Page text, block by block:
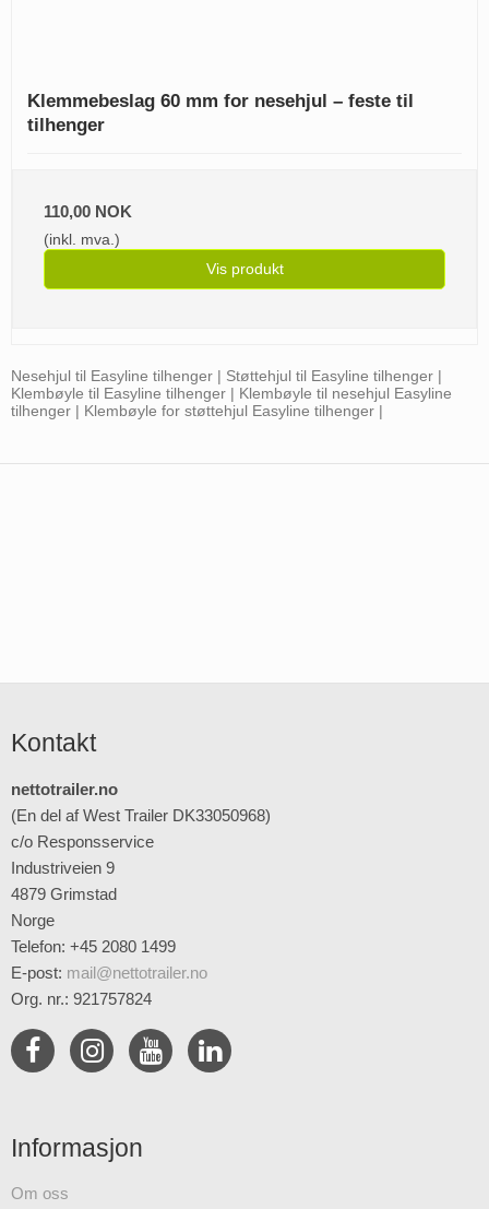
Klemmebeslag 60 mm for nesehjul – feste til
tilhenger
110,00 NOK
(inkl. mva.)
Vis produkt
Nesehjul til Easyline tilhenger | Støttehjul til Easyline tilhenger |
Klembøyle til Easyline tilhenger | Klembøyle til nesehjul Easyline
tilhenger | Klembøyle for støttehjul Easyline tilhenger |
Kontakt
nettotrailer.no
(En del af West Trailer DK33050968)
c/o Responsservice
Industriveien 9
4879 Grimstad
Norge
Telefon: +45 2080 1499
E-post: mail@nettotrailer.no
Org. nr.: 921757824
Informasjon
Om oss